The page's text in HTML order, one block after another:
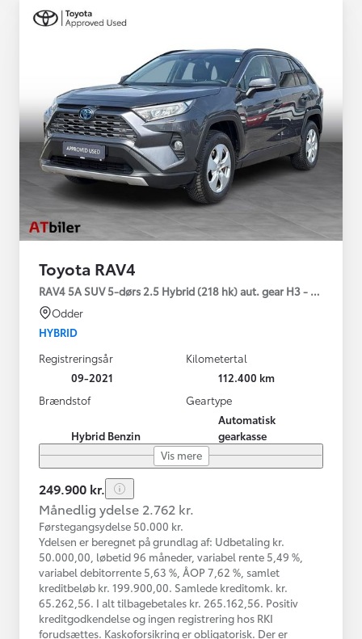
Toyota RAV4
RAV4 5A SUV 5-dørs 2.5 Hybrid (218 hk) aut. gear H3 - Comfort
Odder
HYBRID
Registreringsår
09-2021
Kilometertal
112.400 km
Brændstof
Hybrid Benzin
Geartype
Automatisk
gearkasse
Vis mere
249.900 kr.
Månedlig ydelse 2.762 kr.
Førstegangsydelse 50.000 kr.
Ydelsen er beregnet på grundlag af: Udbetaling kr.
50.000,00, løbetid 96 måneder, variabel rente 5,49 %,
variabel debitorrente 5,63 %, ÅOP 7,62 %, samlet
kreditbeløb kr. 199.900,00. Samlede kreditomk. kr.
65.262,56. I alt tilbagebetales kr. 265.162,56. Positiv
kreditgodkendelse og ingen registrering hos RKI
forudsættes. Kaskoforsikring er obligatorisk. Der er